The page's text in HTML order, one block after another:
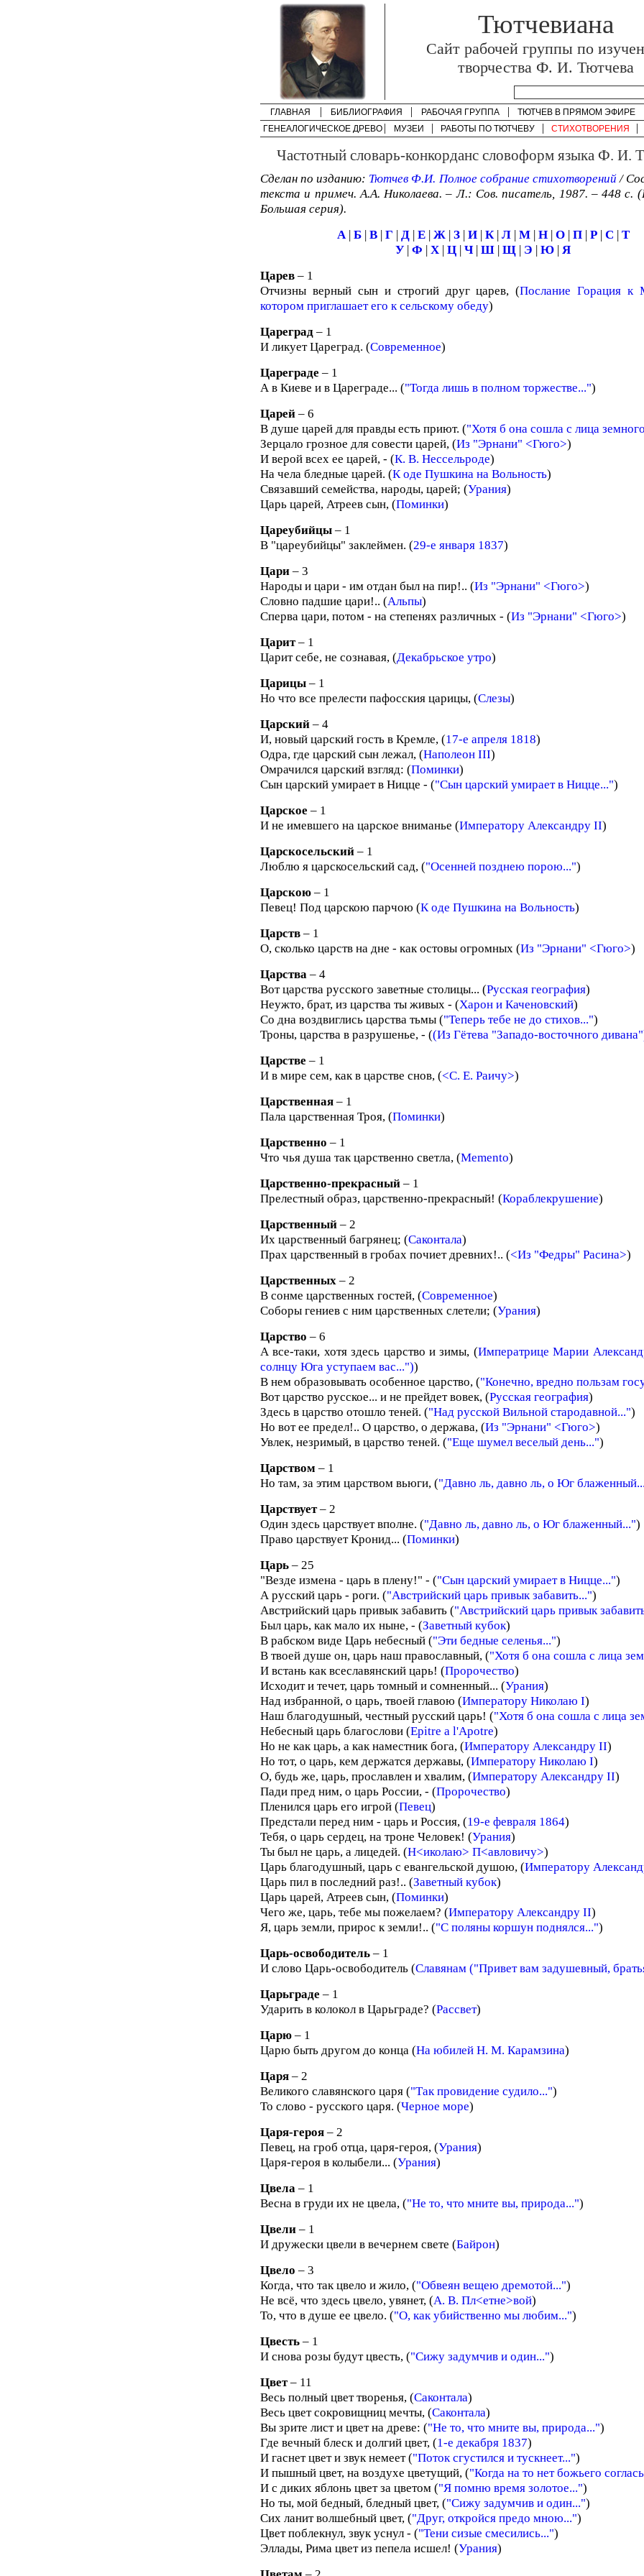
Тютчевиана
Cайт рабочей группы по
творчества Ф. И. Тютчева
ГЛАВНАЯ БИБЛИОГРАФИЯ РАБОЧАЯ ГРУППА
ТЮТЧЕВ В ПРЯМОМ ЭФИРЕ
ГЕНЕАЛОГИЧЕСКОЕ ДРЕВО
МУЗЕИ РАБОТЫ ПО ТЮТЧЕВУ СТИХОТВОРЕНИЯ
Частотный словарь-конкорданс словоформ языка Ф. И.
Сделан по изданию: Тютчев Ф.И. Полное собрание стихотворений/
текста и примеч. А.А. Николаева. – Л.: Сов. писатель, 1987. – 448 с.
Большая серия).
А| Б| В| Г | Д| Е| Ж| З| И| К| Л| М| Н| О| П| Р| С | Т
У | Ф | Х | Ц | Ч| Ш | Щ | Э | Ю | Я
Царев – 1
Отчизны верный сын и строгий друг царев, (Послание Горация к
котором приглашает его к сельскому обеду)
Цареград – 1
И ликует Цареград. (Современное)
Цареграде – 1
А в Киеве и в Цареграде... ("Тогда лишь в полном торжестве...")
Царей – 6
В душе царей для правды есть приют. ("Хотя б она сошла с лица
Зерцало грозное для совести царей, (Из "Эрнани" <Гюго>)
И верой всех ее царей, - (К. В. Нессельроде)
На чела бледные царей. (К оде Пушкина на Вольность)
Связавший семейства, народы, царей; (Урания)
Царь царей, Атреев сын, (Поминки)
Цареубийцы – 1
В "цареубийцы" заклеймен. (29-е января 1837)
Цари – 3
Народы и цари - им отдан был на пир!.. (Из "Эрнани" <Гюго>)
Словно падшие цари!.. (Альпы)
Сперва цари, потом - на степенях различных - (Из "Эрнани" <Гюго>)
Царит– 1
Царит себе, не сознавая, (Декабрьское утро)
Царицы – 1
Но что все прелести пафосския царицы, (Слезы)
Царский – 4
И, новый царский гость в Кремле, (17-е апреля 1818)
Одра, где царский сын лежал, (Наполеон III)
Омрачился царский взгляд: (Поминки)
Сын царский умирает в Ницце - ("Сын царский умирает в Ницце...")
Царское – 1
И не имевшего на царское вниманье (Императору Александру II)
Царскосельский – 1
Люблю я царскосельский сад, ("Осенней позднею порою...")
Царскою – 1
Певец! Под царскою парчою (К оде Пушкина на Вольность)
Царств – 1
О, сколько царств на дне - как остовы огромных (Из "Эрнани" <Гюго>)
Царства – 4
Вот царства русского заветные столицы... (Русская география)
Неужто, брат, из царства ты живых - (Харон и Каченовский)
Со дна воздвиглись царства тьмы ("Теперь тебе не до стихов...")
Троны, царства в разрушенье, - ((Из Гётева "Западо-восточного
Царстве – 1
И в мире сем, как в царстве снов, (<С. Е. Раичу>)
Царственная – 1
Пала царственная Троя, (Поминки)
Царственно – 1
Что чья душа так царственно светла, (Memento)
Царственно-прекрасный – 1
Прелестный образ, царственно-прекрасный! (Кораблекрушение)
Царственный – 2
Их царственный багрянец; (Саконтала)
Прах царственный в гробах почиет древних!.. (<Из "Федры" Расина>)
Царственных – 2
В сонме царственных гостей, (Современное)
Соборы гениев с ним царственных слетели; (Урания)
Царство – 6
А все-таки, хотя здесь царство и зимы, (Императрице Марии
солнцу Юга уступаем вас..."))
В нем образовывать особенное царство, ("Конечно, вредно пользам
Вот царство русское... и не прейдет вовек, (Русская география)
Здесь в царство отошло теней. ("Над русской Вильной стародавной...")
Но вот ее предел!.. О царство, о держава, (Из "Эрнани" <Гюго>)
Увлек, незримый, в царство теней. ("Еще шумел веселый день...")
Царством – 1
Но там, за этим царством вьюги, ("Давно ль, давно ль, о Юг
Царствует– 2
Один здесь царствует вполне. ("Давно ль, давно ль, о Юг блаженный...")
Право царствует Кронид... (Поминки)
Царь – 25
"Везде измена - царь в плену!" - ("Сын царский умирает в Ницце...")
А русский царь - роги. ("Австрийский царь привык забавить...")
Австрийский царь привык забавить ("Австрийский царь привык
Был царь, как мало их ныне, - (Заветный кубок)
В рабском виде Царь небесный ("Эти бедные селенья...")
В твоей душе он, царь наш православный, ("Хотя б она сошла с лица
И встань как всеславянский царь! (Пророчество)
Исходит и течет, царь томный и сомненный... (Урания)
Над избранной, о царь, твоей главою (Императору Николаю I)
Наш благодушный, честный русский царь! ("Хотя б она сошла с лица
Небесный царь благослови (Epitre a l'Apotre)
Но не как царь, а как наместник бога, (Императору Александру II)
Но тот, о царь, кем держатся державы, (Императору Николаю I)
О, будь же, царь, прославлен и хвалим, (Императору Александру II)
Пади пред ним, о царь России, - (Пророчество)
Пленился царь его игрой (Певец)
Предстали перед ним - царь и Россия, (19-е февраля 1864)
Тебя, о царь сердец, на троне Человек! (Урания)
Ты был не царь, а лицедей. (Н<иколаю> П<авловичу>)
Царь благодушный, царь с евангельской душою, (Императору
Царь пил в последний раз!.. (Заветный кубок)
Царь царей, Атреев сын, (Поминки)
Чего же, царь, тебе мы пожелаем? (Императору Александру II)
Я, царь земли, прирос к земли!.. ("С поляны коршун поднялся...")
Царь-освободитель – 1
И слово Царь-освободитель (Славянам ("Привет вам задушевный,
Царьграде – 1
Ударить в колокол в Царьграде? (Рассвет)
Царю – 1
Царю быть другом до конца (На юбилей Н. М. Карамзина)
Царя – 2
Великого славянского царя ("Так провидение судило...")
То слово - русского царя. (Черное море)
Царя-героя – 2
Певец, на гроб отца, царя-героя, (Урания)
Царя-героя в колыбели... (Урания)
Цвела – 1
Весна в груди их не цвела, ("Не то, что мните вы, природа...")
Цвели – 1
И дружески цвели в вечернем свете (Байрон)
Цвело – 3
Когда, что так цвело и жило, ("Обвеян вещею дремотой...")
Не всё, что здесь цвело, увянет, (А. В. Пл<етне>вой)
То, что в душе ее цвело. ("О, как убийственно мы любим...")
Цвесть – 1
И снова розы будут цвесть, ("Сижу задумчив и один...")
Цвет– 11
Весь полный цвет творенья, (Саконтала)
Весь цвет сокровищниц мечты, (Саконтала)
Вы зрите лист и цвет на древе: ("Не то, что мните вы, природа...")
Где вечный блеск и долгий цвет, (1-е декабря 1837)
И гаснет цвет и звук немеет ("Поток сгустился и тускнеет...")
И пышный цвет, на воздухе цветущий, ("Когда на то нет божьего
И с диких яблонь цвет за цветом ("Я помню время золотое...")
Но ты, мой бедный, бледный цвет, ("Сижу задумчив и один...")
Сих ланит волшебный цвет, ("Друг, откройся предо мною...")
Цвет поблекнул, звук уснул - ("Тени сизые смесились...")
Эллады, Рима цвет из пепела исшел! (Урания)